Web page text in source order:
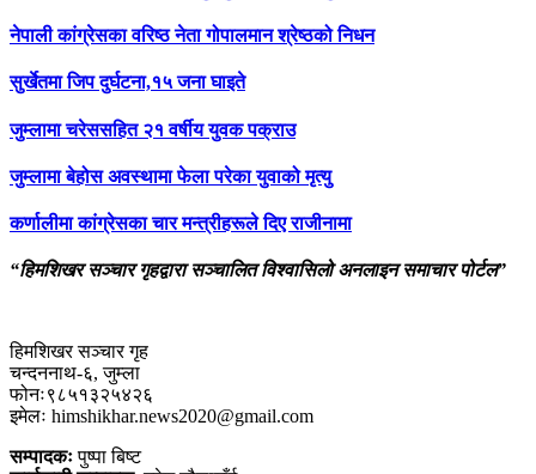
नेपाली कांग्रेसका वरिष्ठ नेता गोपालमान श्रेष्ठको निधन
सुर्खेतमा जिप दुर्घटना,१५ जना घाइते
जुम्लामा चरेससहित २१ वर्षीय युवक पक्राउ
जुम्लामा बेहोस अवस्थामा फेला परेका युवाको मृत्यु
कर्णालीमा कांग्रेसका चार मन्त्रीहरूले दिए राजीनामा
“हिमशिखर सञ्चार गृहद्वारा सञ्चालित विश्वासिलो अनलाइन समाचार पोर्टल”
हिमशिखर सञ्चार गृह
चन्दननाथ-६, जुम्ला
फोनः९८५१३२५४२६
इमेलः himshikhar.news2020@gmail.com
सम्पादकःपुष्पा बिष्ट